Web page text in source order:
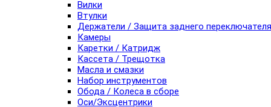
Вилки
Втулки
Держатели / Защита заднего переключателя
Камеры
Каретки / Катридж
Кассета / Трещотка
Масла и смазки
Набор инструментов
Обода / Колеса в сборе
Оси/Эксцентрики